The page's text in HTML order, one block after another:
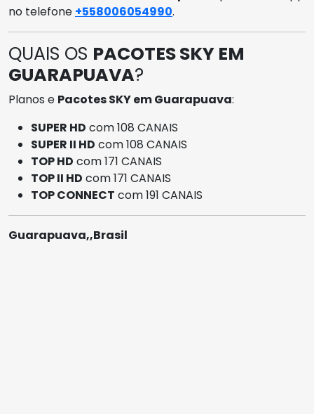
no telefone +558006054990.
QUAIS OS PACOTES SKY EM
GUARAPUAVA?
Planos e Pacotes SKY em Guarapuava:
SUPER HD com 108 CANAIS
SUPER II HD com 108 CANAIS
TOP HD com 171 CANAIS
TOP II HD com 171 CANAIS
TOP CONNECT com 191 CANAIS
Guarapuava,,Brasil